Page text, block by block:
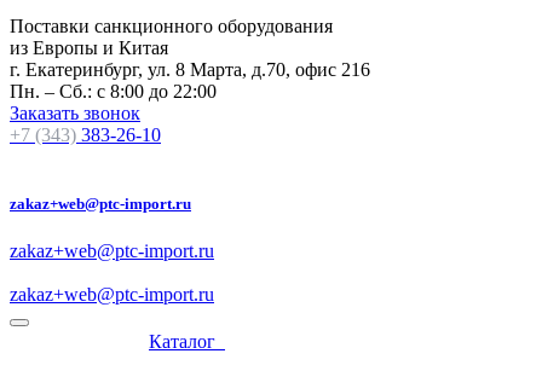
Поставки санкционного оборудования
из Европы и Китая
г. Екатеринбург, ул. 8 Марта, д.70, офис 216
Пн. – Сб.: с 8:00 до 22:00
Заказать звонок
+7 (343) 383-26-10
zakaz+web@ptc-import.ru
zakaz+web@ptc-import.ru
zakaz+web@ptc-import.ru
Каталог